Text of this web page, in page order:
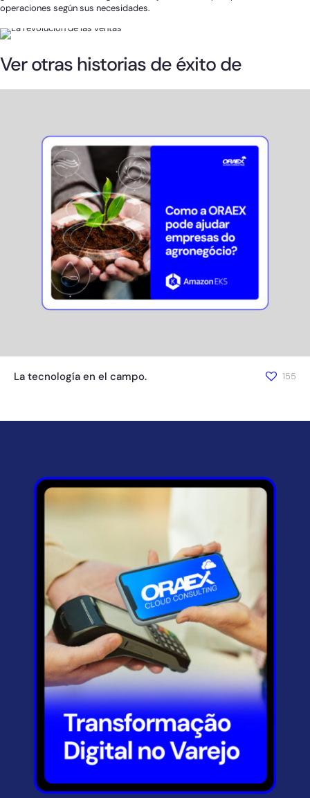
operaciones según sus necesidades.
Ver otras historias de éxito de
La tecnología en el campo. 155